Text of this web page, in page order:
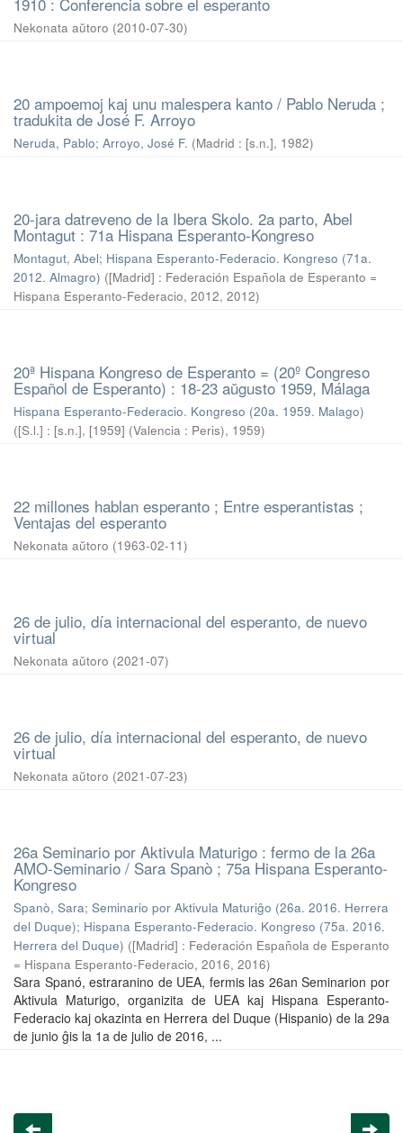
Nekonata aŭtoro (2010-07-30)
20 ampoemoj kaj unu malespera kanto / Pablo Neruda ;
tradukita de José F. Arroyo
Neruda, Pablo; Arroyo, José F. (Madrid : [s.n.], 1982)
20-jara datreveno de la Ibera Skolo. 2a parto, Abel
Montagut : 71a Hispana Esperanto-Kongreso
Montagut, Abel; Hispana Esperanto-Federacio. Kongreso (71a.
2012. Almagro) ([Madrid] : Federación Española de Esperanto =
Hispana Esperanto-Federacio, 2012, 2012)
20ª Hispana Kongreso de Esperanto = (20º Congreso
Español de Esperanto) : 18-23 aŭgusto 1959, Málaga
Hispana Esperanto-Federacio. Kongreso (20a. 1959. Malago)
([S.l.] : [s.n.], [1959] (Valencia : Peris), 1959)
22 millones hablan esperanto ; Entre esperantistas ;
Ventajas del esperanto
Nekonata aŭtoro (1963-02-11)
26 de julio, día internacional del esperanto, de nuevo
virtual
Nekonata aŭtoro (2021-07)
26 de julio, día internacional del esperanto, de nuevo
virtual
Nekonata aŭtoro (2021-07-23)
26a Seminario por Aktivula Maturigo : fermo de la 26a
AMO-Seminario / Sara Spanò ; 75a Hispana Esperanto-
Kongreso
Spanò, Sara; Seminario por Aktivula Maturiĝo (26a. 2016. Herrera
del Duque); Hispana Esperanto-Federacio. Kongreso (75a. 2016.
Herrera del Duque) ([Madrid] : Federación Española de Esperanto
= Hispana Esperanto-Federacio, 2016, 2016)
Sara Spanó, estraranino de UEA, fermis las 26an Seminarion por
Aktivula Maturigo, organizita de UEA kaj Hispana Esperanto-
Federacio kaj okazinta en Herrera del Duque (Hispanio) de la 29a
de junio ĝis la 1a de julio de 2016, ...